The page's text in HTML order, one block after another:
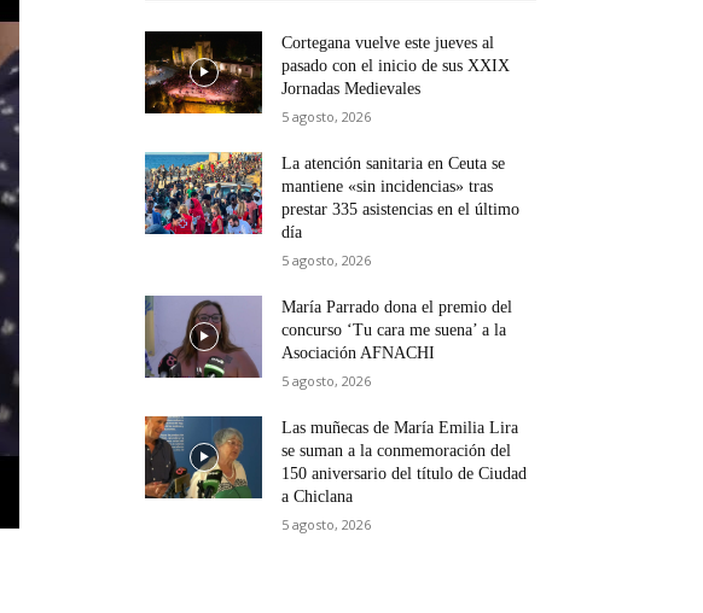
Cortegana vuelve este jueves al
pasado con el inicio de sus XXIX
Jornadas Medievales
5 agosto, 2026
La atención sanitaria en Ceuta se
mantiene «sin incidencias» tras
prestar 335 asistencias en el último
día
5 agosto, 2026
María Parrado dona el premio del
concurso ‘Tu cara me suena’ a la
Asociación AFNACHI
5 agosto, 2026
Las muñecas de María Emilia Lira
se suman a la conmemoración del
150 aniversario del título de Ciudad
a Chiclana
5 agosto, 2026